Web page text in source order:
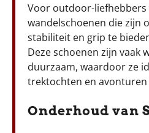
Voor outdoor-liefhebbers
wandelschoenen die zijn
stabiliteit en grip te
Deze schoenen zijn vaak
duurzaam, waardoor ze
trektochten en
Onderhoud van